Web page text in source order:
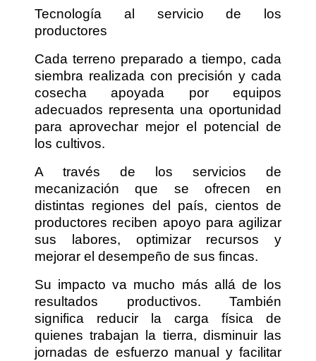
Tecnología al servicio de los
productores
Cada terreno preparado a tiempo, cada
siembra realizada con precisión y cada
cosecha apoyada por equipos
adecuados representa una oportunidad
para aprovechar mejor el potencial de
los cultivos.
A través de los servicios de
mecanización que se ofrecen en
distintas regiones del país, cientos de
productores reciben apoyo para agilizar
sus labores, optimizar recursos y
mejorar el desempeño de sus fincas.
Su impacto va mucho más allá de los
resultados productivos. También
significa reducir la carga física de
quienes trabajan la tierra, disminuir las
jornadas de esfuerzo manual y facilitar